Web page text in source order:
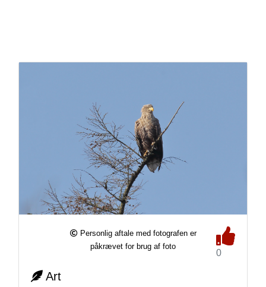
Personlig aftale med fotografen er
påkrævet for brug af foto
0
Art